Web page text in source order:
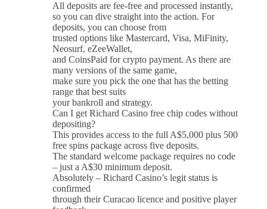
All deposits are fee-free and processed instantly,
so you can dive straight into the action. For
deposits, you can choose from
trusted options like Mastercard, Visa, MiFinity,
Neosurf, eZeeWallet,
and CoinsPaid for crypto payment. As there are
many versions of the same game,
make sure you pick the one that has the betting
range that best suits
your bankroll and strategy.
Can I get Richard Casino free chip codes without
depositing?
This provides access to the full A$5,000 plus 500
free spins package across five deposits.
The standard welcome package requires no code
– just a A$30 minimum deposit.
Absolutely – Richard Casino’s legit status is
confirmed
through their Curacao licence and positive player